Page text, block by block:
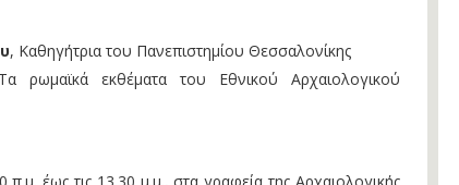
, Καθηγήτρια του Πανεπιστημίου Θεσσαλονίκης
ρωμαϊκά εκθέματα του Εθνικού Αρχαιολογικού